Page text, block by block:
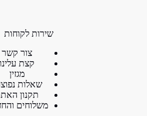
שירות לקוחות
צור קשר
קצת עלינו
מגזין
שאלות
תקנון
משלוחים